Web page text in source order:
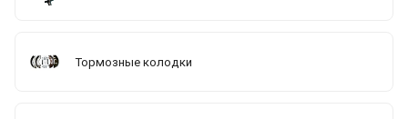
Тормозные колодки